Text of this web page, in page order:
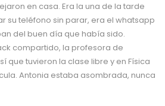
en casa. Era la una de la tarde
su teléfono sin parar, era el whatsapp
del buen día que había sido.
compartido, la profesora de
que tuvieron la clase libre y en Física
Antonia estaba asombrada, nunca